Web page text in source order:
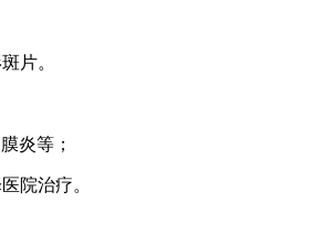
片。
炎等；
院治疗。